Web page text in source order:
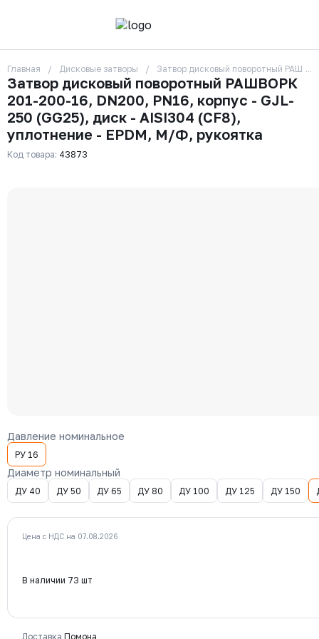
О компании
Контакты
Бренды
Отзывы
Сотрудники
Вакансии
Доставка
Главная Дисковые затворы Затвор дисковый поворотный
Затвор дисковый поворотный РАШВОРК
201-200-16, DN200, PN16, корпус - GJL-
250 (GG25), диск - AISI304 (CF8),
уплотнение - EPDM, М/Ф, рукоятка
Код товара: 43873
Давление номинальное
РУ 16
Диаметр номинальный
ДУ 40 ДУ 50 ДУ 65 ДУ 80 ДУ 100 ДУ 125 ДУ 150
Цена с НДС на 07.08.2026
В наличии 73 шт
Доставка Помона